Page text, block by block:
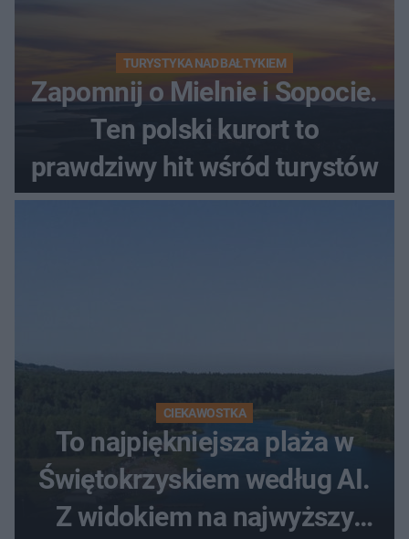
TURYSTYKA NAD BAŁTYKIEM
Zapomnij o Mielnie i Sopocie.
Ten polski kurort to
prawdziwy hit wśród turystów
CIEKAWOSTKA
To najpiękniejsza plaża w
Świętokrzyskiem według AI.
Z widokiem na najwyższy